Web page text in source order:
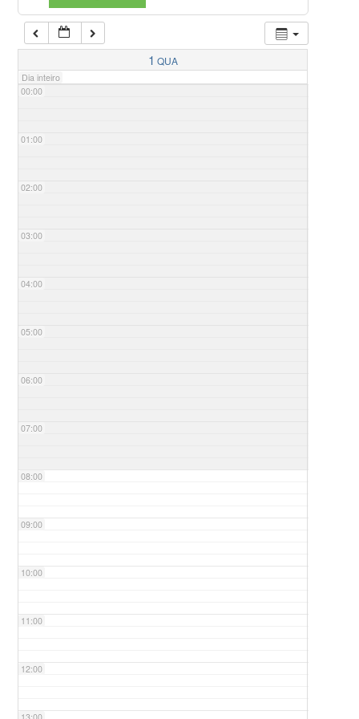
1 QUA
Dia inteiro
00:00
01:00
02:00
03:00
04:00
05:00
06:00
07:00
08:00
09:00
10:00
11:00
12:00